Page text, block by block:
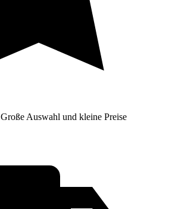
Große Auswahl und kleine Preise